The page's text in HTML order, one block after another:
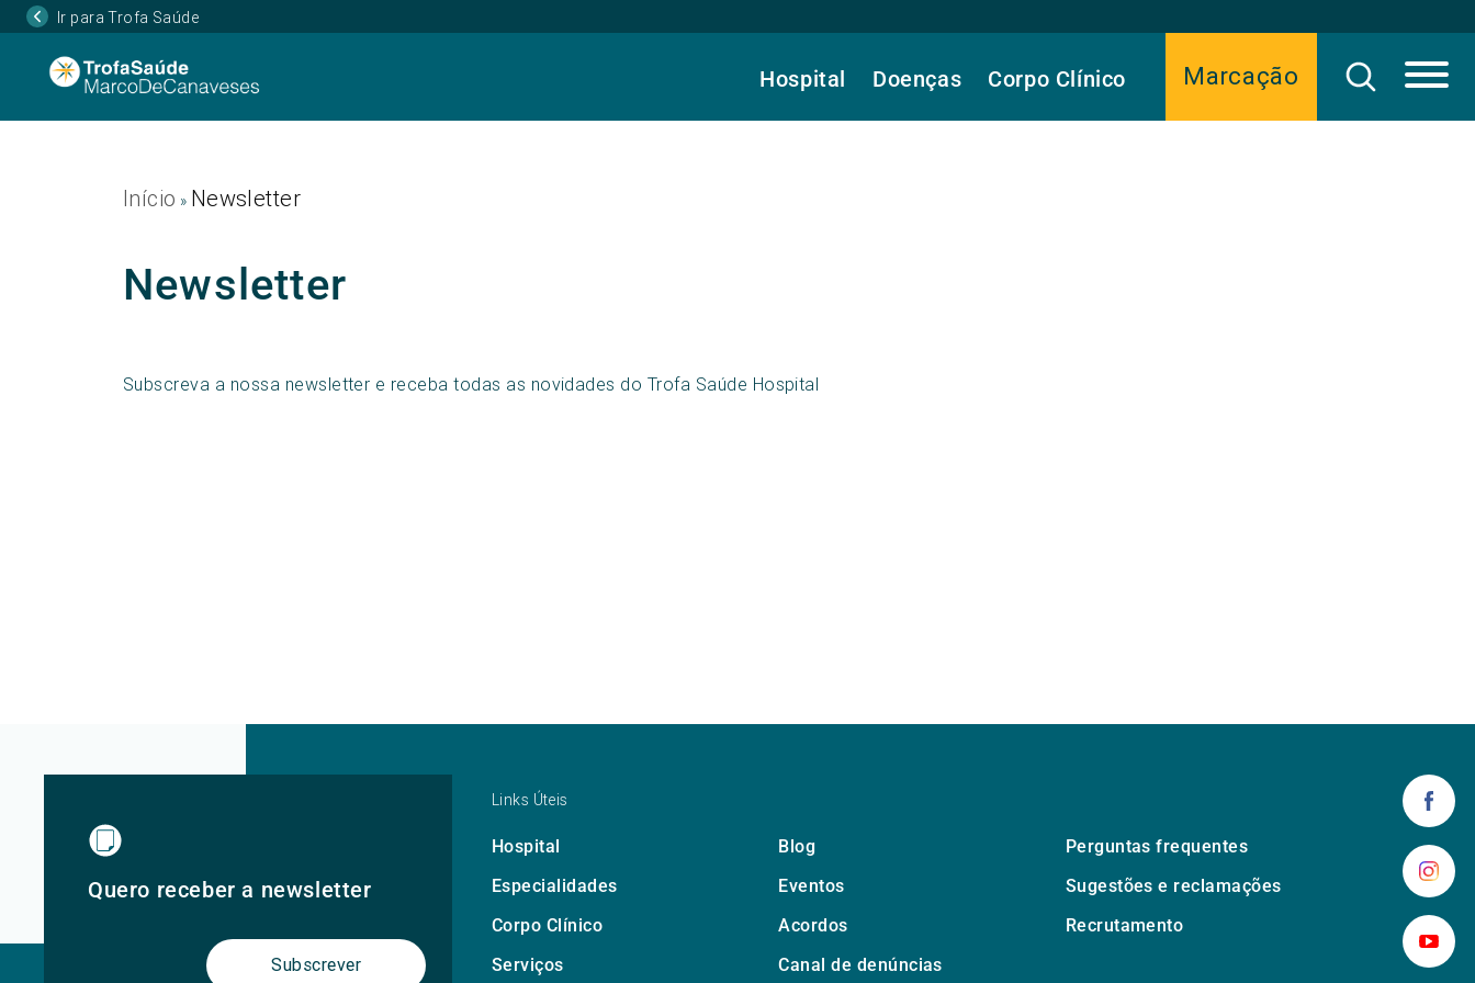
Ir para Trofa Saúde
Marcação
Hospital Doenças Corpo Clínico
Início » Newsletter
Newsletter
Subscreva a nossa newsletter e receba todas as novidades do Trofa Saúde Hospital
Quero receber a newsletter
Subscrever
Links Úteis
Hospital Blog
Perguntas frequentes
Especialidades
Eventos
Sugestões e reclamações
Corpo Clínico
Acordos
Recrutamento
Serviços
Canal de denúncias